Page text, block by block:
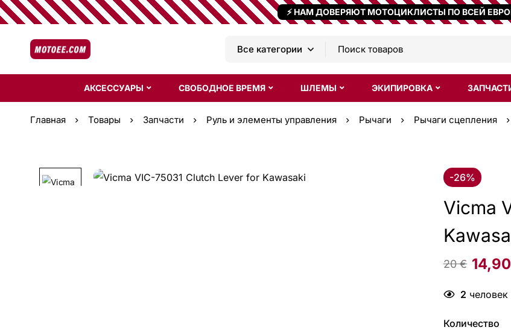
⚡ НАМ ДОВЕРЯЮТ МОТОЦИКЛИСТЫ ПО ВСЕЙ
АКСЕССУАРЫ СВОБОДНОЕ ВРЕМЯ ШЛЕМЫ ЭКИПИРОВКА
Главная Товары Запчасти Руль и элементы управления Рычаги Рычаги сцепления
-26%
Vicma
20€ 14,90
2
Количество